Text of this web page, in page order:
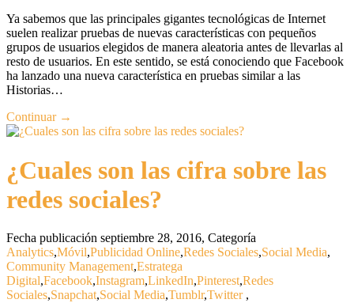
Ya sabemos que las principales gigantes tecnológicas de Internet
suelen realizar pruebas de nuevas características con pequeños
grupos de usuarios elegidos de manera aleatoria antes de llevarlas al
resto de usuarios. En este sentido, se está conociendo que Facebook
ha lanzado una nueva característica en pruebas similar a las
Historias…
Continuar →
¿Cuales son las cifra sobre las
redes sociales?
Fecha publicación septiembre 28, 2016, Categoría
Analytics,Móvil,Publicidad Online,Redes Sociales,Social Media,
Community Management,Estratega
Digital,Facebook,Instagram,LinkedIn,Pinterest,Redes
Sociales,Snapchat,Social Media,Tumblr,Twitter,